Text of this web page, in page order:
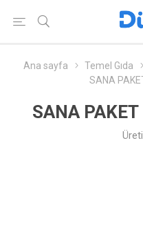
Ana sayfa Temel Gıda
SANA
SANA